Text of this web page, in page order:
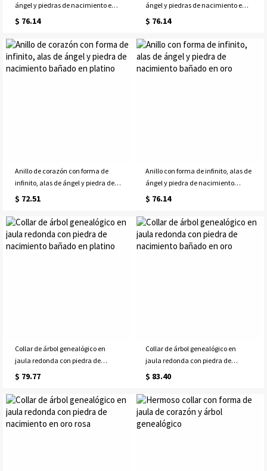
ángel y piedras de nacimiento en
plata bañada en oro
$ 76.14
ángel y piedras de nacimiento en
oro rosa
$ 76.14
Anillo de corazón con forma de
infinito, alas de ángel y piedra de
nacimiento bañado en platino
$ 72.51
Anillo con forma de infinito, alas de
ángel y piedra de nacimiento
bañado en oro
$ 76.14
Collar de árbol genealógico en
jaula redonda con piedra de
nacimiento bañado en platino
$ 79.77
Collar de árbol genealógico en
jaula redonda con piedra de
nacimiento bañado en oro
$ 83.40